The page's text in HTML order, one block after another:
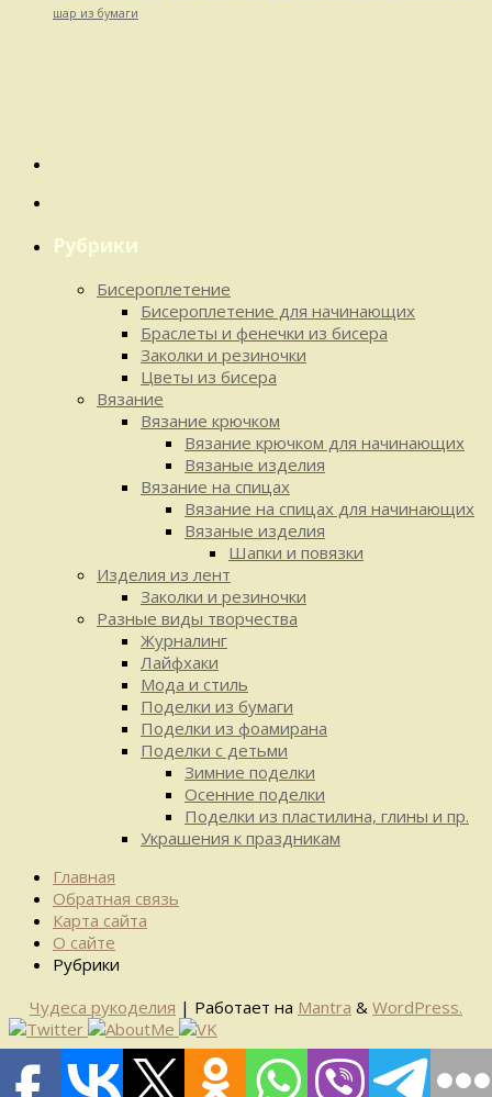
шар из бумаги
Рубрики
Бисероплетение
Бисероплетение для начинающих
Браслеты и фенечки из бисера
Заколки и резиночки
Цветы из бисера
Вязание
Вязание крючком
Вязание крючком для начинающих
Вязаные изделия
Вязание на спицах
Вязание на спицах для начинающих
Вязаные изделия
Шапки и повязки
Изделия из лент
Заколки и резиночки
Разные виды творчества
Журналинг
Лайфхаки
Мода и стиль
Поделки из бумаги
Поделки из фоамирана
Поделки с детьми
Зимние поделки
Осенние поделки
Поделки из пластилина, глины и пр.
Украшения к праздникам
Главная
Обратная связь
Карта сайта
О сайте
Рубрики
Чудеса рукоделия | Работает на Mantra & WordPress.